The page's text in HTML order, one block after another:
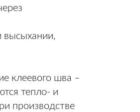
клеевого шва –
тепло- и
производстве